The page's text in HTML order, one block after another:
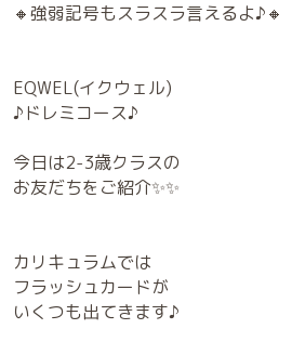
🔸強弱記号もスラスラ言えるよ♪🔸
EQWEL(イクウェル)
♪ドレミコース♪
今日は2-3歳クラスの
お友だちをご紹介✨✨
カリキュラムでは
フラッシュカードが
いくつも出てきます♪